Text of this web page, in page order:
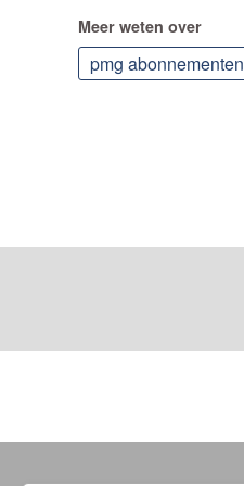
Meer weten over
pmg abonnementen